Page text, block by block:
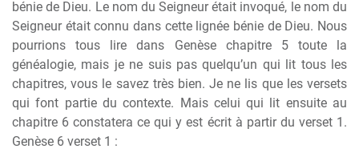
bénie de Dieu. Le nom du Seigneur était invoqué, le nom du
Seigneur était connu dans cette lignée bénie de Dieu. Nous
pourrions tous lire dans Genèse chapitre 5 toute la
généalogie, mais je ne suis pas quelqu’un qui lit tous les
chapitres, vous le savez très bien. Je ne lis que les versets
qui font partie du contexte. Mais celui qui lit ensuite au
chapitre 6 constatera ce qui y est écrit à partir du verset 1.
Genèse 6 verset 1 :